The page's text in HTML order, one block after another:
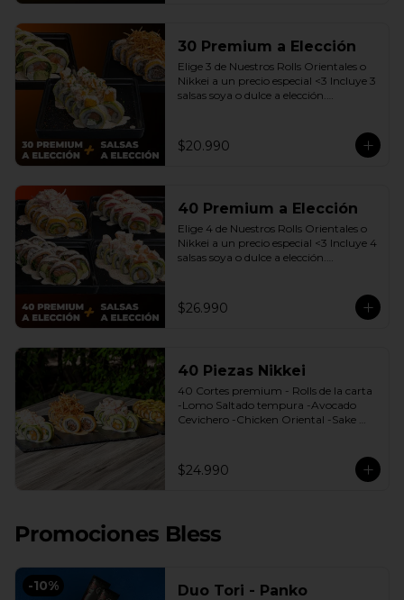
30 Premium a Elección
Elige 3 de Nuestros Rolls Orientales o
Nikkei a un precio especial <3 Incluye 3
salsas soya o dulce a elección.
$20.990
40 Premium a Elección
Elige 4 de Nuestros Rolls Orientales o
Nikkei a un precio especial <3 Incluye 4
salsas soya o dulce a elección.
$26.990
40 Piezas Nikkei
40 Cortes premium - Rolls de la carta
-Lomo Saltado tempura -Avocado
Cevichero -Chicken Oriental -Sake
$24.990
Promociones Bless
-10% Duo Tori - Panko